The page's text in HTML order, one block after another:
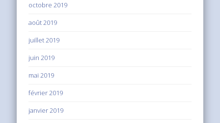
octobre 2019
août 2019
juillet 2019
juin 2019
mai 2019
février 2019
janvier 2019